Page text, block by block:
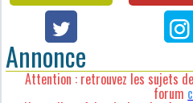
Annonce
Attention : retrouvez les sujets
forum